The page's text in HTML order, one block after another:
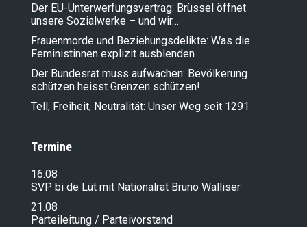
Der EU-Unterwerfungsvertrag: Brüssel öffnet
unsere Sozialwerke – und wir…
Frauenmorde und Beziehungsdelikte: Was die
Feministinnen explizit ausblenden
Der Bundesrat muss aufwachen: Bevölkerung
schützen heisst Grenzen schützen!
Tell, Freiheit, Neutralität: Unser Weg seit 1291
Termine
16.08
SVP bi de Lüt mit Nationalrat Bruno Walliser
21.08
Parteileitung / Parteivorstand